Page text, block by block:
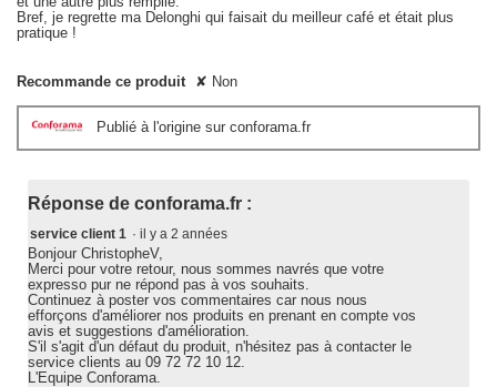
Bref, je regrette ma Delonghi qui faisait du meilleur café et était plus
pratique !
Recommande ce produit ✘ Non
Publié à l'origine sur conforama.fr
Réponse de conforama.fr :
service client 1 · il y a 2 années
Bonjour ChristopheV,
Merci pour votre retour, nous sommes navrés que votre
expresso pur ne répond pas à vos souhaits.
Continuez à poster vos commentaires car nous nous
efforçons d'améliorer nos produits en prenant en compte vos
avis et suggestions d'amélioration.
S'il s'agit d'un défaut du produit, n'hésitez pas à contacter le
service clients au 09 72 72 10 12.
L'Equipe Conforama.